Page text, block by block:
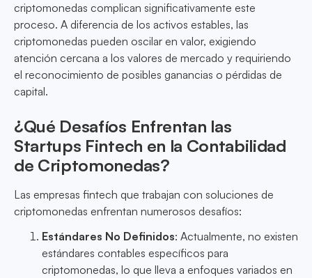
criptomonedas complican significativamente este
proceso. A diferencia de los activos estables, las
criptomonedas pueden oscilar en valor, exigiendo
atención cercana a los valores de mercado y requiriendo
el reconocimiento de posibles ganancias o pérdidas de
capital.
¿Qué Desafíos Enfrentan las
Startups Fintech en la Contabilidad
de Criptomonedas?
Las empresas fintech que trabajan con soluciones de
criptomonedas enfrentan numerosos desafíos:
Estándares No Definidos: Actualmente, no existen
estándares contables específicos para
criptomonedas, lo que lleva a enfoques variados en